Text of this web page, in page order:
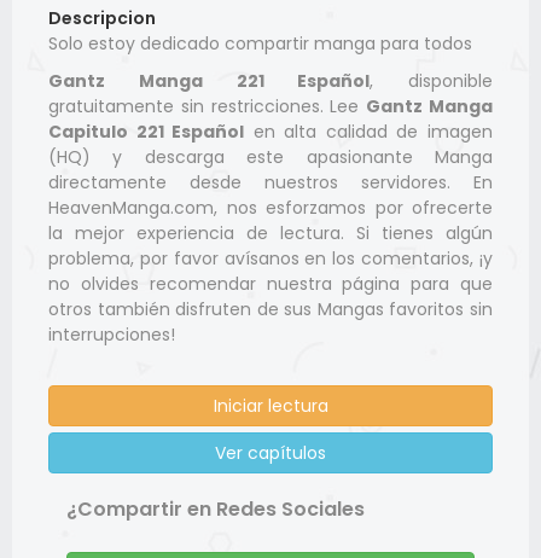
Descripcion
Solo estoy dedicado compartir manga para todos
Gantz Manga 221 Español, disponible
gratuitamente sin restricciones. Lee Gantz Manga
Capitulo 221 Español en alta calidad de imagen
(HQ) y descarga este apasionante Manga
directamente desde nuestros servidores. En
HeavenManga.com, nos esforzamos por ofrecerte
la mejor experiencia de lectura. Si tienes algún
problema, por favor avísanos en los comentarios, ¡y
no olvides recomendar nuestra página para que
otros también disfruten de sus Mangas favoritos sin
interrupciones!
Iniciar lectura
Ver capítulos
¿Compartir en Redes Sociales